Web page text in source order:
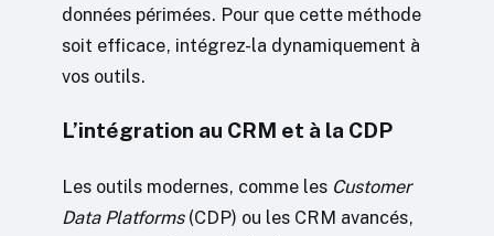
données périmées. Pour que cette méthode
soit efficace, intégrez-la dynamiquement à
vos outils.
L’intégration au CRM et à la CDP
Les outils modernes, comme les Customer
Data Platforms(CDP) ou les CRM avancés,